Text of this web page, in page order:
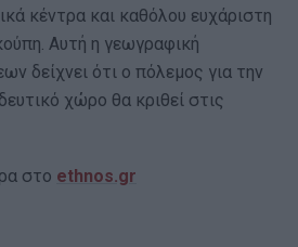
κέντρα και καθόλου ευχάριστη
Αυτή η γεωγραφική
δείχνει ότι ο πόλεμος για την
χώρο θα κριθεί στις
στο ethnos.gr